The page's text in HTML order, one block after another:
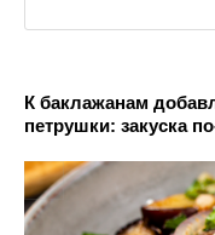
К баклажанам
петрушки: закуска